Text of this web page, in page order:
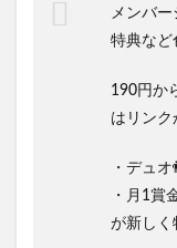
メンバー
特典など
190円か
はリンク
・デュオ
・月1賞
が新しく